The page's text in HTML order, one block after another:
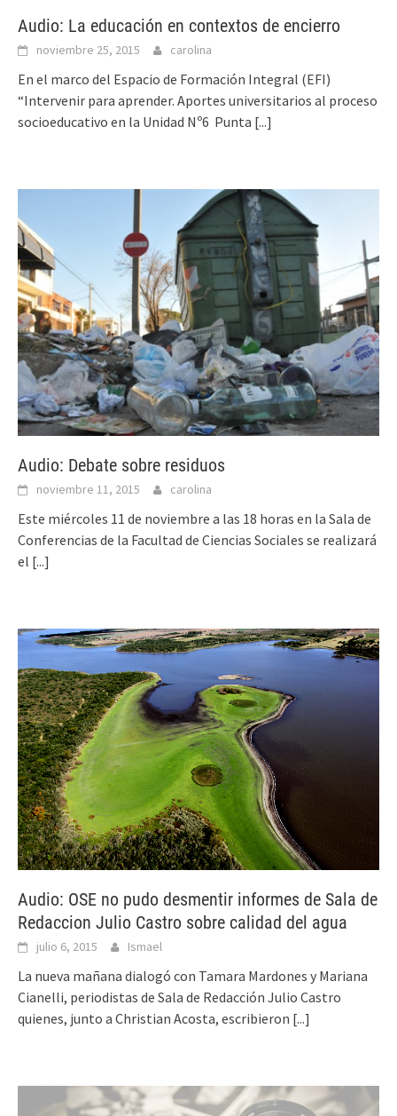
Audio: La educación en contextos de encierro
noviembre 25, 2015 carolina
En el marco del Espacio de Formación Integral (EFI)
“Intervenir para aprender. Aportes universitarios al proceso
socio­educativo en la Unidad Nº6 ­ Punta [...]
Audio: Debate sobre residuos
noviembre 11, 2015 carolina
Este miércoles 11 de noviembre a las 18 horas en la Sala de
Conferencias de la Facultad de Ciencias Sociales se realizará
el [...]
Audio: OSE no pudo desmentir informes de Sala de
Redaccion Julio Castro sobre calidad del agua
julio 6, 2015 Ismael
La nueva mañana dialogó con Tamara Mardones y Mariana
Cianelli, periodistas de Sala de Redacción Julio Castro
quienes, junto a Christian Acosta, escribieron [...]